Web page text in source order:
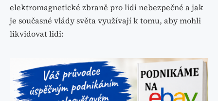
elektromagnetické zbraně pro lidi nebezpečné a jak
je současné vlády světa využívají k tomu, aby mohli
likvidovat lidi: